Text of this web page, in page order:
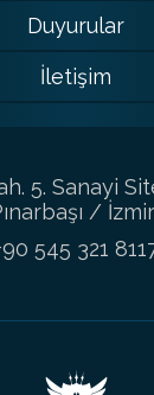
Duyurular
İletişim
5. Sanayi
/
545 321